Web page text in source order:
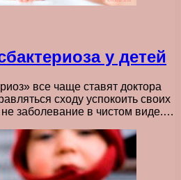
у детей
все чаще ставят доктора
сходу успокоить своих
не заболевание в чистом виде.…